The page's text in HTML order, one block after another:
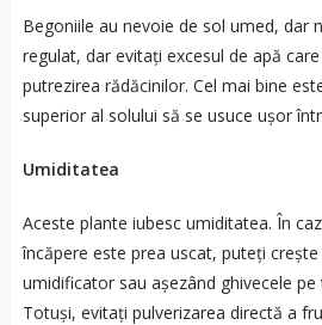
Begoniile au nevoie de sol umed, dar
regulat, dar evitați excesul de apă
putrezirea rădăcinilor. Cel mai bine
superior al solului să se usuce ușor
Umiditatea
Aceste plante iubesc umiditatea. În
încăpere este prea uscat, puteți
umidificator sau așezând ghivecele
Totuși, evitați pulverizarea directă a